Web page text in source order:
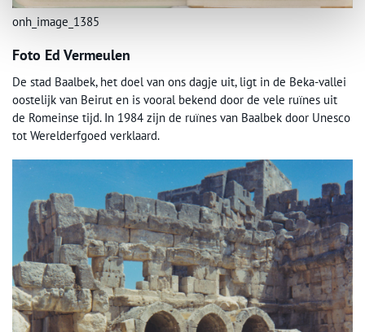
onh_image_1385
Foto Ed Vermeulen
De stad Baalbek, het doel van ons dagje uit, ligt in de Beka-vallei
oostelijk van Beirut en is vooral bekend door de vele ruïnes uit
de Romeinse tijd. In 1984 zijn de ruïnes van Baalbek door Unesco
tot Werelderfgoed verklaard.